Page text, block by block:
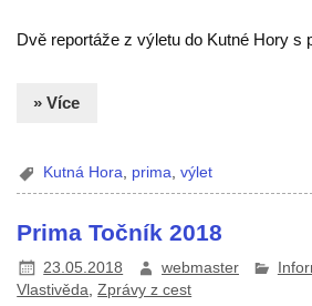
Dvě reportáže z výletu do Kutné Hory s
» Více
Kutná Hora prima ,výlet
Prima Točník 2018
23.05.2018 webmaster
Vlastivěda,Zprávy z cest